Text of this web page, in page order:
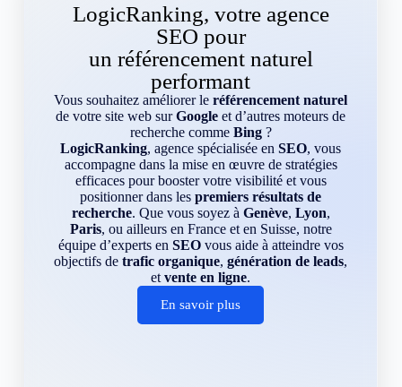
LogicRanking, votre agence
SEO pour
un référencement naturel
performant
Vous souhaitez améliorer leréférencement naturel
de votre site web surGoogle et d’autres moteurs de
recherche comme Bing?
LogicRanking, agence spécialisée enSEO, vous
accompagne dans la mise en œuvre de stratégies
efficaces pour booster votre visibilité et vous
positionner dans lespremiers résultats de
recherche. Que vous soyez à Genève, Lyon,
Paris, ou ailleurs en France et en Suisse, notre
équipe d’experts en SEOvous aide à atteindre vos
objectifs detrafic organique,génération de leads,
etvente en ligne.
En savoir plus